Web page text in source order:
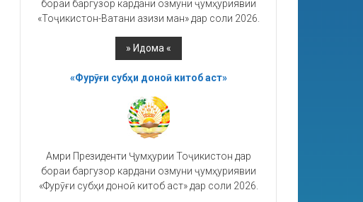
бораи баргузор кардани озмуни ҷумҳуриявии
«Тоҷикистон-Ватани азизи ман» дар соли 2026.
«Фурӯғи субҳи доноӣ китоб аст»
Амри Президенти Ҷумҳурии Тоҷикистон дар
бораи баргузор кардани озмуни ҷумҳуриявии
«Фурӯғи субҳи доноӣ китоб аст» дар соли 2026.